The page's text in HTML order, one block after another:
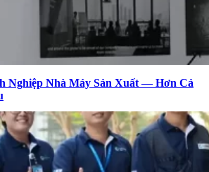
Nghiệp Nhà Máy Sản Xuất — Hơn Cả